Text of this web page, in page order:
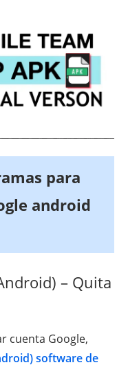
para
android
– Quita
cuenta Google,
software de